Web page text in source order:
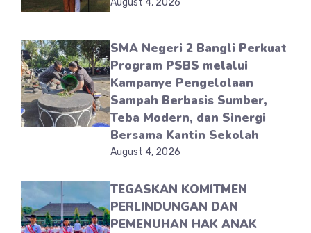
August 4, 2026
SMA Negeri 2 Bangli Perkuat
Program PSBS melalui
Kampanye Pengelolaan
Sampah Berbasis Sumber,
Teba Modern, dan Sinergi
Bersama Kantin Sekolah
August 4, 2026
TEGASKAN KOMITMEN
PERLINDUNGAN DAN
PEMENUHAN HAK ANAK